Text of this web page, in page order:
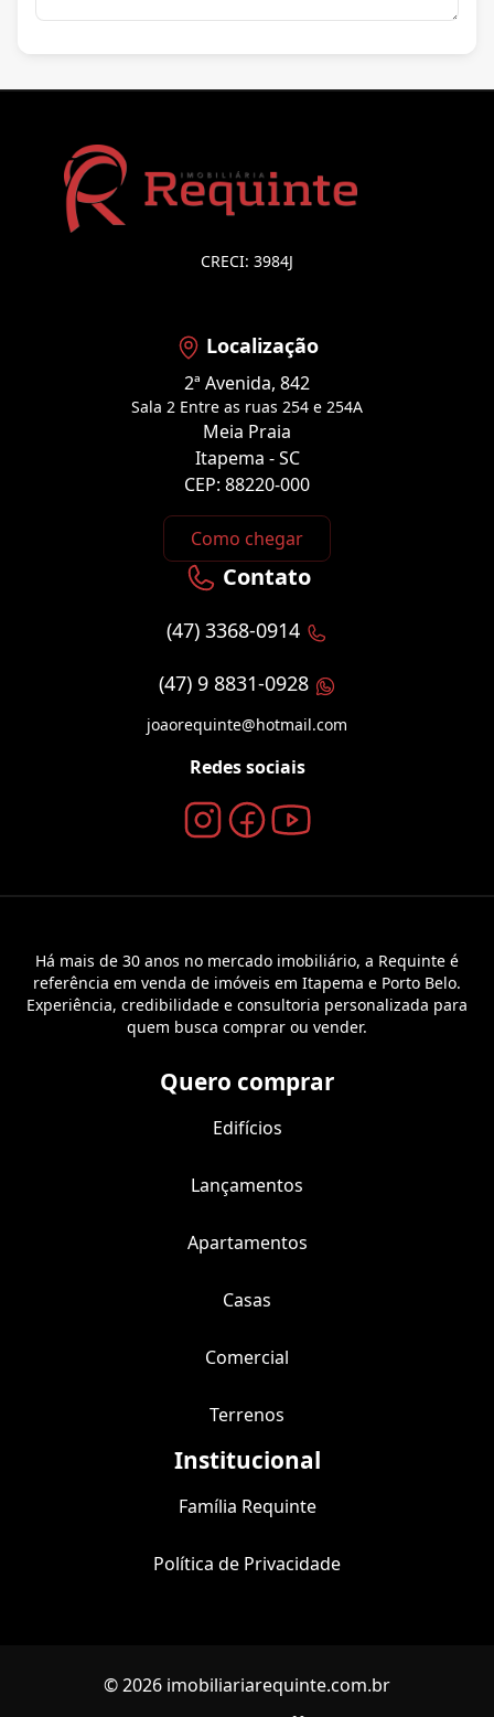
CRECI: 3984J
Localização
2ª Avenida, 842
Sala 2 Entre as ruas 254 e 254A
Meia Praia
Itapema - SC
CEP: 88220-000
Como chegar
Contato
(47) 3368-0914
(47) 9 8831-0928
joaorequinte@hotmail.com
Redes sociais
Há mais de 30 anos no mercado imobiliário, a Requinte é
referência em venda de imóveis em Itapema e Porto Belo.
Experiência, credibilidade e consultoria personalizada para
quem busca comprar ou vender.
Quero comprar
Edifícios
Lançamentos
Apartamentos
Casas
Comercial
Terrenos
Institucional
Família Requinte
Política de Privacidade
© 2026 imobiliariarequinte.com.br